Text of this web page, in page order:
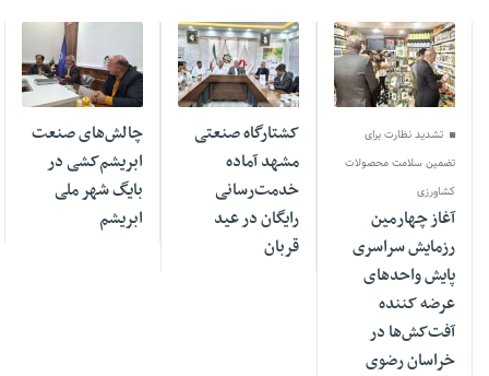
09 ژوئن 2025
تشدید نظارت برای
تضمین سلامت محصولات
کشاورزی
آغاز چهارمین
رزمایش سراسری
پایش واحدهای
عرضه کننده
آفت‌کش‌ها در
خراسان رضوی
01 ژوئن 2025
کشتارگاه صنعتی
مشهد آماده
خدمت‌رسانی
رایگان در عید
قربان
23 آوریل 2025
چالش‌های صنعت
ابریشم‌کشی در
بایگ شهر ملی
ابریشم